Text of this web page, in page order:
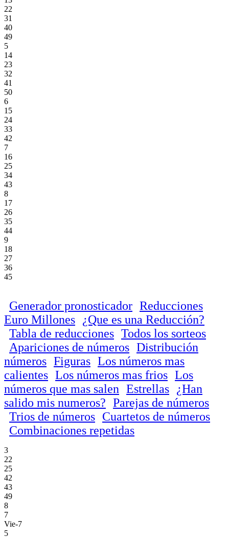
22
31
40
49
5
14
23
32
41
50
6
15
24
33
42
7
16
25
34
43
8
17
26
35
44
9
18
27
36
45
Generador pronosticador Reducciones
Euro Millones
¿Que es una Reducción?
Tabla de reducciones Todos los sorteos
Apariciones de números Distribución
números Figuras Los números mas
calientes Los números mas frios Los
números que mas salen Estrellas
¿Han
salido mis numeros? Parejas de números
Trios de números Cuartetos de números
Combinaciones repetidas
3
22
25
42
43
49
8
7
Vie-7
5